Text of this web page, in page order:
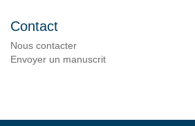
Contact
Nous contacter
Envoyer un manuscrit